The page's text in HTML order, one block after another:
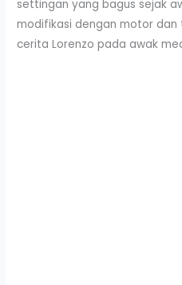
settingan yang bagus sejak
modifikasi dengan motor dan
cerita Lorenzo pada awak